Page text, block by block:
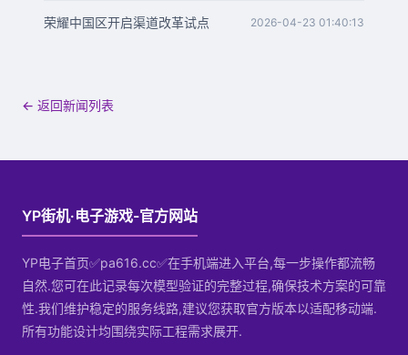
荣耀中国区开启渠道改革试点 2026-04-23 01:40:13
← 返回新闻列表
YP街机·电子游戏-官方网站
YP电子首页✅pa616.cc✅在手机端进入平台,每一步操作都流畅
自然.您可在此记录每次模型验证的完整过程,确保技术方案的可靠
性.我们维护稳定的服务线路,建议您获取官方版本以适配移动端.
所有功能设计均围绕实际工程需求展开.